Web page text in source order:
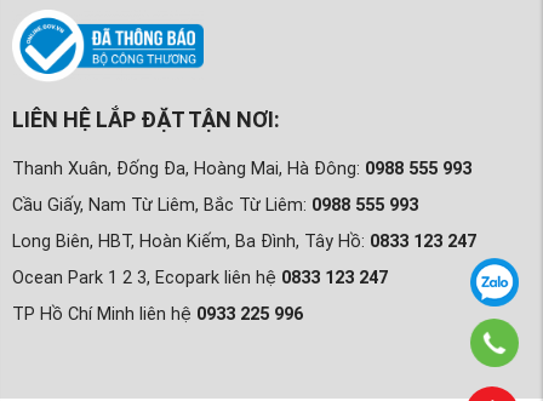
LIÊN HỆ LẮP ĐẶT TẬN NƠI:
Thanh Xuân, Đống Đa, Hoàng Mai, Hà Đông: 0988 555 993
Cầu Giấy, Nam Từ Liêm, Bắc Từ Liêm: 0988 555 993
Long Biên, HBT, Hoàn Kiếm, Ba Đình, Tây Hồ: 0833 123 247
Ocean Park 1 2 3, Ecopark liên hệ 0833 123 247
TP Hồ Chí Minh liên hệ 0933 225 996